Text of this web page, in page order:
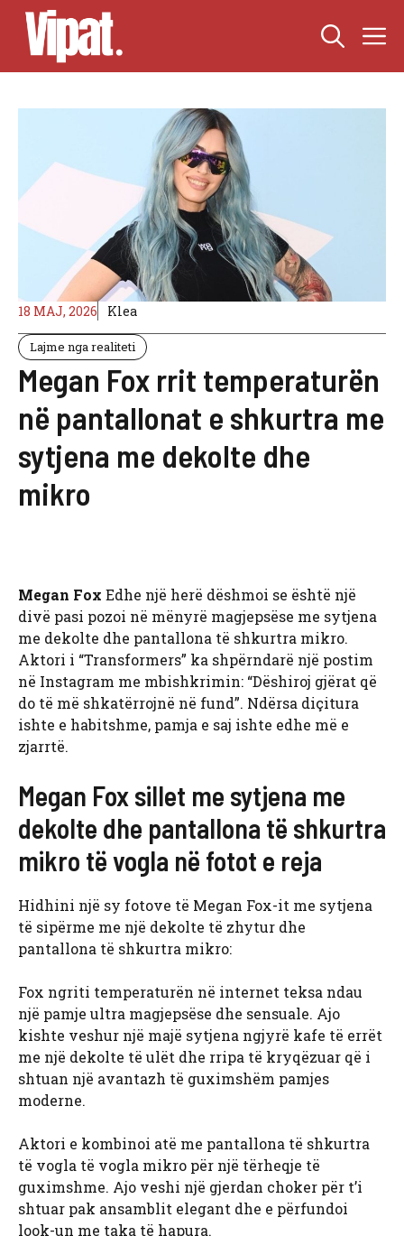
Skip
content
18 MAJ, 2026 Klea
Lajme nga realiteti
Megan Fox rrit temperaturën
në pantallonat e shkurtra me
sytjena me dekolte dhe
mikro
Megan Fox Edhe një herë dëshmoi se është një
divë pasi pozoi në mënyrë magjepsëse me sytjena
me dekolte dhe pantallona të shkurtra mikro.
Aktori i “Transformers” ka shpërndarë një postim
në Instagram me mbishkrimin: “Dëshiroj gjërat që
do të më shkatërrojnë në fund”. Ndërsa diçitura
ishte e habitshme, pamja e saj ishte edhe më e
zjarrtë.
Megan Fox sillet me sytjena me
dekolte dhe pantallona të shkurtra
mikro të vogla në fotot e reja
Hidhini një sy fotove të Megan Fox-it me sytjena
të sipërme me një dekolte të zhytur dhe
pantallona të shkurtra mikro:
Fox ngriti temperaturën në internet teksa ndau
një pamje ultra magjepsëse dhe sensuale. Ajo
kishte veshur një majë sytjena ngjyrë kafe të errët
me një dekolte të ulët dhe rripa të kryqëzuar që i
shtuan një avantazh të guximshëm pamjes
moderne.
Aktori e kombinoi atë me pantallona të shkurtra
të vogla të vogla mikro për një tërheqje të
guximshme. Ajo veshi një gjerdan choker për t’i
shtuar pak ansamblit elegant dhe e përfundoi
look-un me taka të hapura.